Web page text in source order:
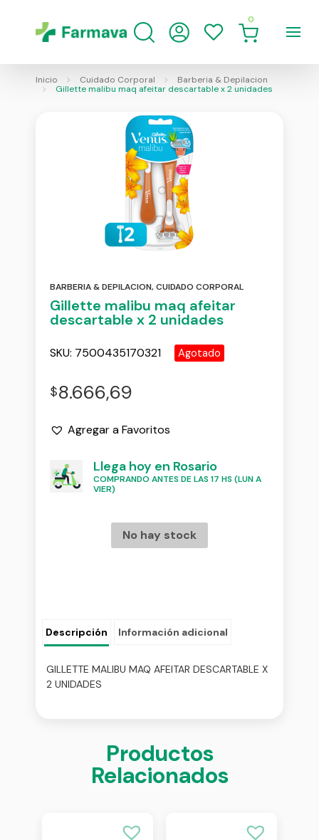
0
Inicio Cuidado Corporal
Barberia & Depilacion
Gillette malibu maq afeitar descartable x 2 unidades
BARBERIA & DEPILACION,CUIDADO CORPORAL
Gillette malibu maq afeitar
descartable x 2 unidades
SKU: 7500435170321 Agotado
$8.666,69
Agregar a Favoritos
Llega hoy en Rosario
COMPRANDO ANTES DE LAS 17 HS (LUN A
VIER)
No hay stock
Descripción Información adicional
GILLETTE MALIBU MAQ AFEITAR DESCARTABLE X
2 UNIDADES
Productos
Relacionados